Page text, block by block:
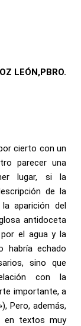
LEÓN,PBRO.
cierto con un
parecer una
lugar, si la
de la
aparición del
antidoceta
el agua y la
habría echado
sino que
con la
importante, a
Pero, además,
en textos muy